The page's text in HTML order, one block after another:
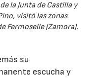
la Junta de Castilla y
visitó las zonas
Fermoselle (Zamora).
su
escucha y